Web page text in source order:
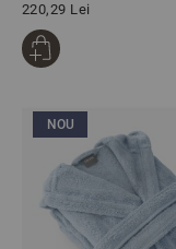
220,29 Lei
NOU